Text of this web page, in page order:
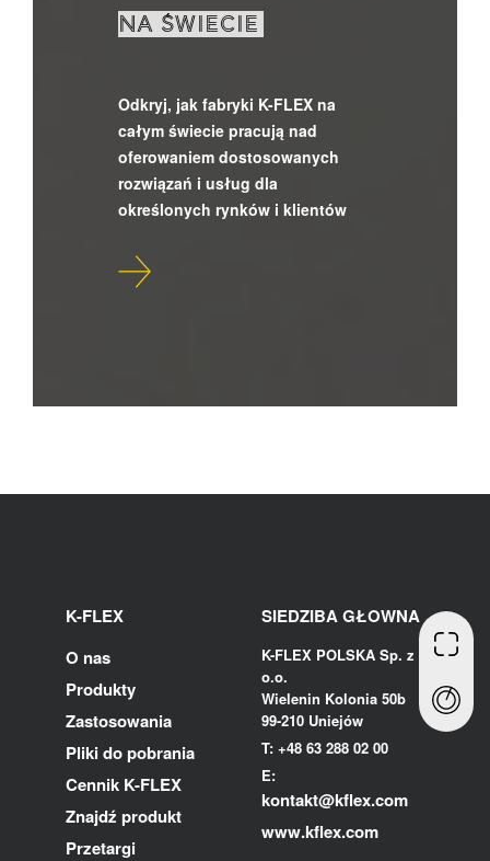
NA ŚWIECIE
Odkryj, jak fabryki K-FLEX na
całym świecie pracują nad
oferowaniem dostosowanych
rozwiązań i usług dla
określonych rynków i klientów
K-FLEX
O nas
Produkty
Zastosowania
Pliki do pobrania
Cennik K-FLEX
Znajdź produkt
Przetargi
SIEDZIBA GŁOWNA
K-FLEX POLSKA Sp. z
o.o.
Wielenin Kolonia 50b
99-210 Uniejów
T: +48 63 288 02 00
E:
kontakt@kflex.com
www.kflex.com